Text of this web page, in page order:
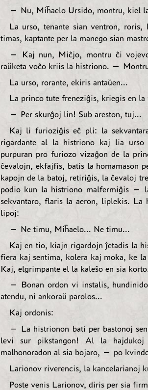
— Nu, Miĥaelo Ursido, montru, kiel
La urso, tenante sian ventron,
timas, kaptante per la manego sian
— Kaj nun, Miĉjo, montru ĉi
raŭketa voĉo kriis la histriono. —
La urso, rorante, ekiris antaŭen...
La princo tute freneziĝis, kriegis en la
— Per skurĝoj lin! Sub areston, tuj...
Kaj li furioziĝis eĉ pli: la
rigardante al la histriono kaj lia
purpuran pro furiozo vizaĝon de la
ĉevalojn, ekfajfis, batis la homamason
kapojn de la batoj, retiriĝis, la ĉevaloj
podio kun la histriono malfermiĝis —
sekvantaro, flaris la aeron, liplekis.
lipoj:
— Ne timu, Miĥaelo... Ne timu...
Kaj en tio, kiajn rigardojn ĵetadis la
fiera kaj sentima, kolera kaj moka, ke
Kaj, elgrimpante el la kaleŝo en sia
— Bonan ordon vi instalis,
atendu, ni ankoraŭ parolos...
Kaj ordonis:
— La histrionon bati per bastonoj
levi sur pikstangon! Al la
malhonoradon al sia bojaro, — po
Larionov riverencis, la kancelarianoj
Poste venis Larionov, diris per sia